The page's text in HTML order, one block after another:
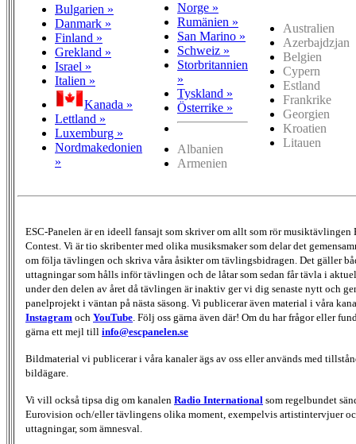
Bulgarien »
Danmark »
Finland »
Grekland »
Israel »
Italien »
Kanada »
Lettland »
Luxemburg »
Nordmakedonien
»
Norge »
Rumänien »
San Marino »
Schweiz »
Storbritannien
»
Tyskland »
Österrike »
Albanien
Armenien
Australien
Azerbajdzjan
Belgien
Cypern
Estland
Frankrike
Georgien
Kroatien
Litauen
ESC-Panelen är en ideell fansajt som skriver om allt som rör musiktävlingen
Contest. Vi är tio skribenter med olika musiksmaker som delar det
om följa tävlingen och skriva våra åsikter om tävlingsbidragen. Det gäller
uttagningar som hålls inför tävlingen och de låtar som sedan får tävla i
under den delen av året då tävlingen är inaktiv ger vi dig senaste nytt och
panelprojekt i väntan på nästa säsong. Vi publicerar även material i våra
Instagram och YouTube. Följ oss gärna även där! Om du har frågor eller
gärna ett mejl till info@escpanelen.se
Bildmaterial vi publicerar i våra kanaler ägs av oss eller används med
bildägare.
Vi vill också tipsa dig om kanalen Radio International som regelbundet
Eurovision och/eller tävlingens olika moment, exempelvis artistintervjuer
uttagningar, som ämnesval.